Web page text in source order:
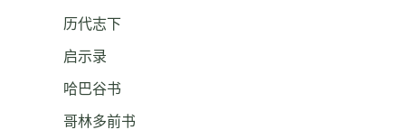
历代志下
启示录
哈巴谷书
哥林多前书